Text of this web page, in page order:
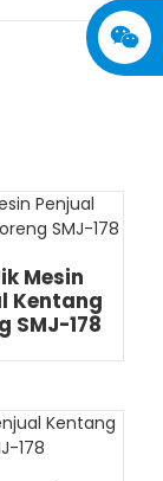
Mesin
Kentang
SMJ-178